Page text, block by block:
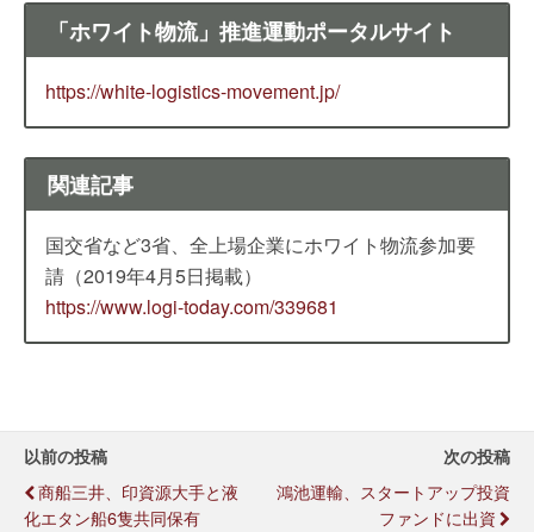
「ホワイト物流」推進運動ポータルサイト
https://white-logistics-movement.jp/
関連記事
国交省など3省、全上場企業にホワイト物流参加要
請（2019年4月5日掲載）
https://www.logi-today.com/339681
以前の投稿
商船三井、印資源大手と液
化エタン船6隻共同保有
次の投稿
鴻池運輸、スタートアップ投資
ファンドに出資